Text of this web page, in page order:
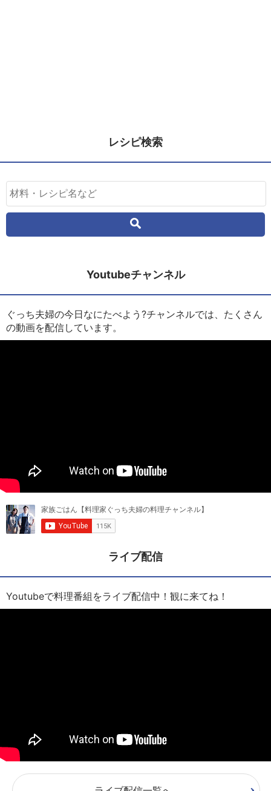
レシピ検索
Youtubeチャンネル
ぐっち夫婦の今日なにたべよう?チャンネルでは、たくさん
の動画を配信しています。
ライブ配信
Youtubeで料理番組をライブ配信中！観に来てね！